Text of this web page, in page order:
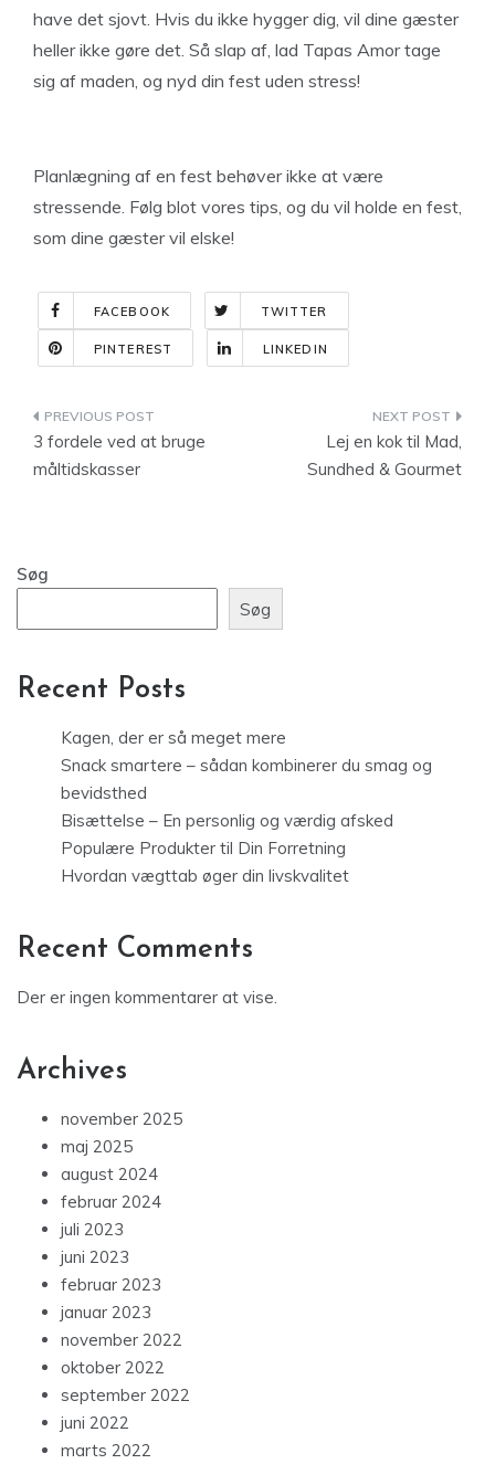
have det sjovt. Hvis du ikke hygger dig, vil dine gæster
heller ikke gøre det. Så slap af, lad Tapas Amor tage
sig af maden, og nyd din fest uden stress!
Planlægning af en fest behøver ikke at være
stressende. Følg blot vores tips, og du vil holde en fest,
som dine gæster vil elske!
FACEBOOK TWITTER
PINTEREST LINKEDIN
Indlægsnavigation
3 fordele ved at bruge
måltidskasser
Lej en kok til Mad,
Sundhed & Gourmet
Søg
Søg
Recent Posts
Kagen, der er så meget mere
Snack smartere – sådan kombinerer du smag og
bevidsthed
Bisættelse – En personlig og værdig afsked
Populære Produkter til Din Forretning
Hvordan vægttab øger din livskvalitet
Recent Comments
Der er ingen kommentarer at vise.
Archives
november 2025
maj 2025
august 2024
februar 2024
juli 2023
juni 2023
februar 2023
januar 2023
november 2022
oktober 2022
september 2022
juni 2022
marts 2022